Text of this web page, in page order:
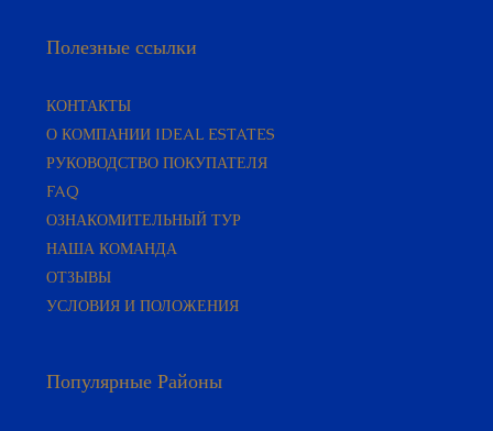
О КОМПАНИИ IDEAL ESTATES
РУКОВОДСТВО ПОКУПАТЕЛЯ​
FAQ
ОЗНАКОМИТЕЛЬНЫЙ ТУР
НАША КОМАНДА
ОТЗЫВЫ
УСЛОВИЯ И ПОЛОЖЕНИЯ